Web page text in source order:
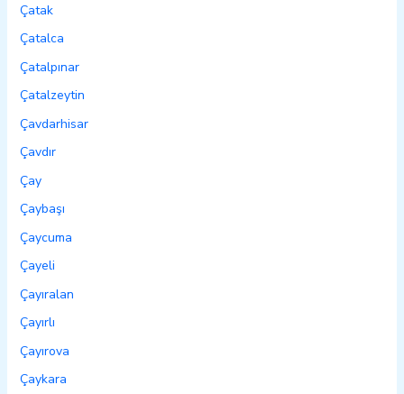
Çatak
Çatalca
Çatalpınar
Çatalzeytin
Çavdarhisar
Çavdır
Çay
Çaybaşı
Çaycuma
Çayeli
Çayıralan
Çayırlı
Çayırova
Çaykara